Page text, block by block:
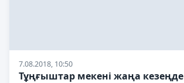
7.08.2018, 10:50
Тұңғыштар мекені жаңа кезеңде